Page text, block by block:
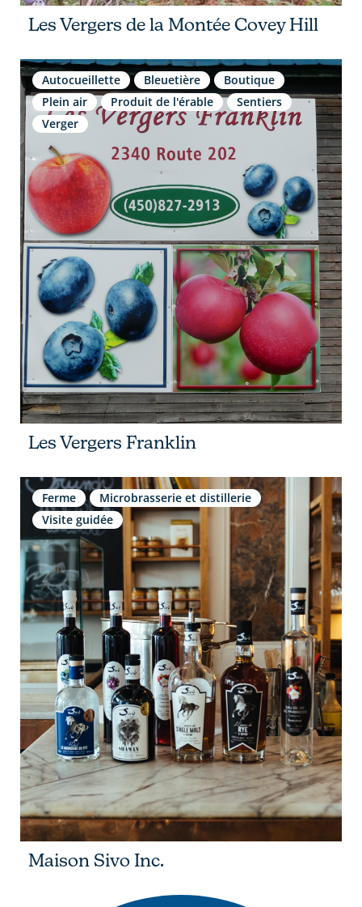
Les Vergers de la Montée Covey Hill
Autocueillette Bleuetière
Boutique
Plein air
Produit de l'érable
Sentiers
Verger
Les Vergers Franklin
Ferme
Microbrasserie et distillerie
Visite guidée
Maison Sivo Inc.